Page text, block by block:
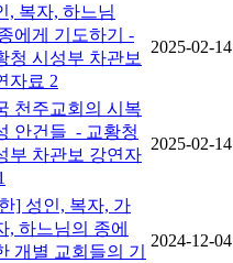
, 복자, 하느님
에게 기도하기 -
청 시성부 차관보
자료 2
2025-02-14
천주교회의 시복
안건들 - 교황청
부 차관보 강연자
2025-02-14
] 성인, 복자, 가
, 하느님의 종에
개별 교회들의 기
2024-12-04